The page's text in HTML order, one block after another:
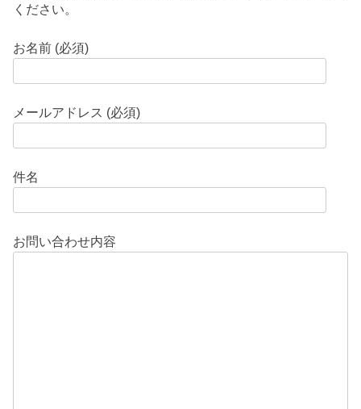
ください。
お名前 (必須)
メールアドレス (必須)
件名
お問い合わせ内容